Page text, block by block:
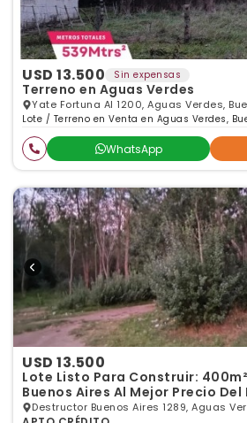
USD 13.500 Sin expensas
Terreno en Aguas Verdes
Yate Fortuna Al 1200, Aguas Verdes,
Lote / Terreno en Venta en Aguas Verdes,
WhatsApp
USD 13.500
Lote Listo Para Construir:
Buenos Aires Al Mejor Precio
Destructor Buenos Aires 1289, Aguas